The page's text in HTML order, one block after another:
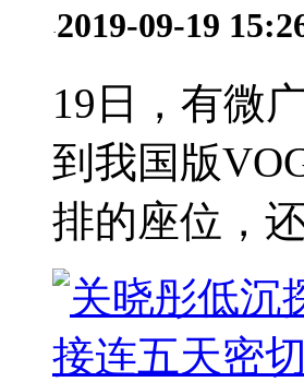
·2019-09-19
19日，有微
到我国版
排的座位，